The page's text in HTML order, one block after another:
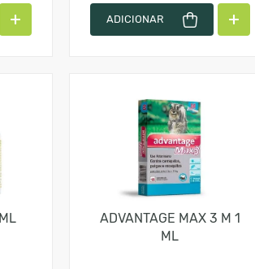
ADICIONAR
ADVANTAGE MAX 3 M 1
ML